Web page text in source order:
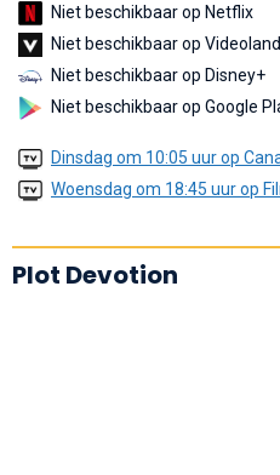
Niet beschikbaar op Netflix
Niet beschikbaar op Videoland
Niet beschikbaar op Disney+
Niet beschikbaar op Google
Dinsdag om 10:05 uur op
Woensdag om 18:45 uur op
Plot Devotion